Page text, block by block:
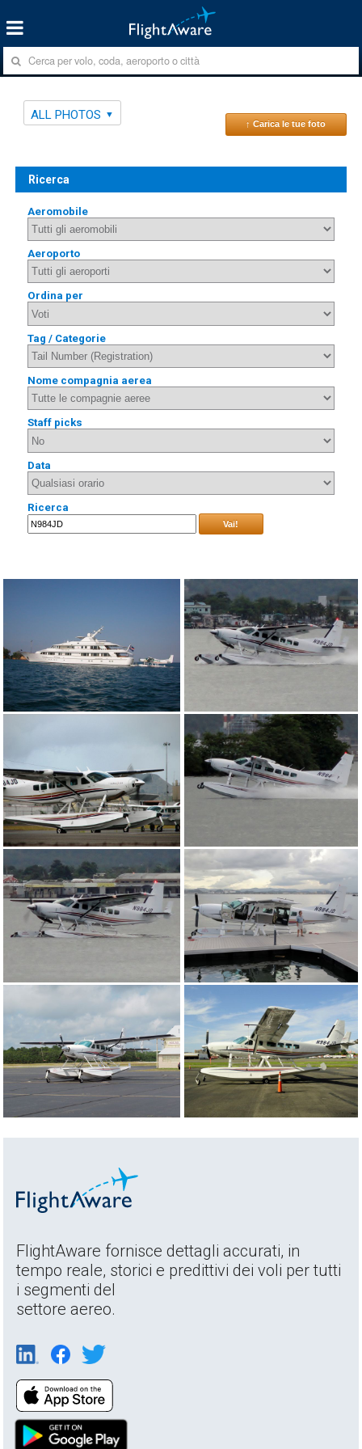
ALL PHOTOS
↑ Carica le tue foto
Ricerca
Aeromobile
Aeroporto
Ordina per
Tag / Categorie
Nome compagnia aerea
Staff picks
Data
Ricerca
Vai!
FlightAware fornisce dettagli accurati, in
tempo reale, storici e predittivi dei voli per tutti
i segmenti del
settore aereo.